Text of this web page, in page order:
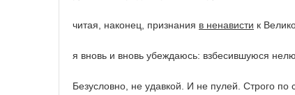
читая, наконец, признания в ненависти к
я вновь и вновь убеждаюсь: взбесившуюся
Безусловно, не удавкой. И не пулей. Строго